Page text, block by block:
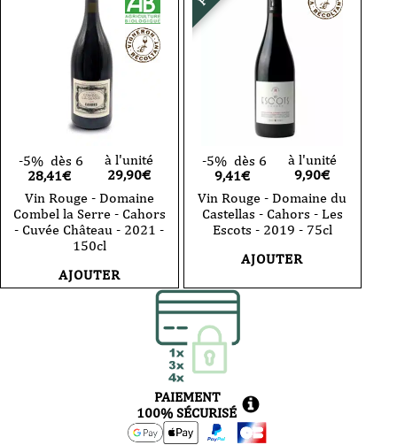
-5% dès 6
28,41€
à l'unité
29,90€
Vin Rouge - Domaine
Combel la Serre - Cahors
- Cuvée Château - 2021 -
150cl
AJOUTER
-5% dès 6
9,41€
à l'unité
9,90€
Vin Rouge - Domaine du
Castellas - Cahors - Les
Escots - 2019 - 75cl
AJOUTER
PAIEMENT
100% SÉCURISÉ